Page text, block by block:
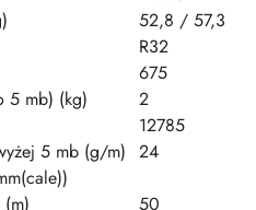
52,8 / 57,3
R32
675
5 mb) (kg)
2
12785
5 mb (g/m) 24
50